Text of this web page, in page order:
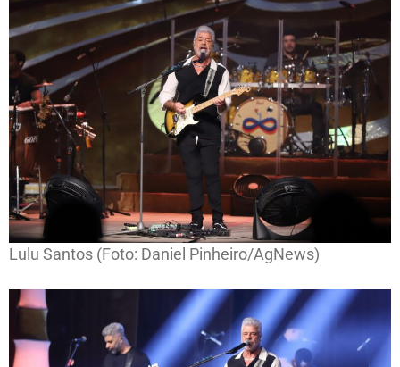
Lulu Santos (Foto: Daniel Pinheiro/AgNews)